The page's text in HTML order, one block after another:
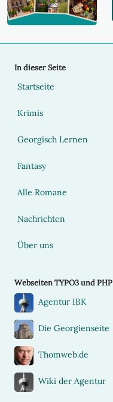
In dieser Seite
Startseite
Krimis
Georgisch Lernen
Fantasy
Alle Romane
Nachrichten
Über uns
Webseiten TYPO3 und PHP
Agentur IBK
Die Georgienseite
Thomweb.de
Wiki der Agentur